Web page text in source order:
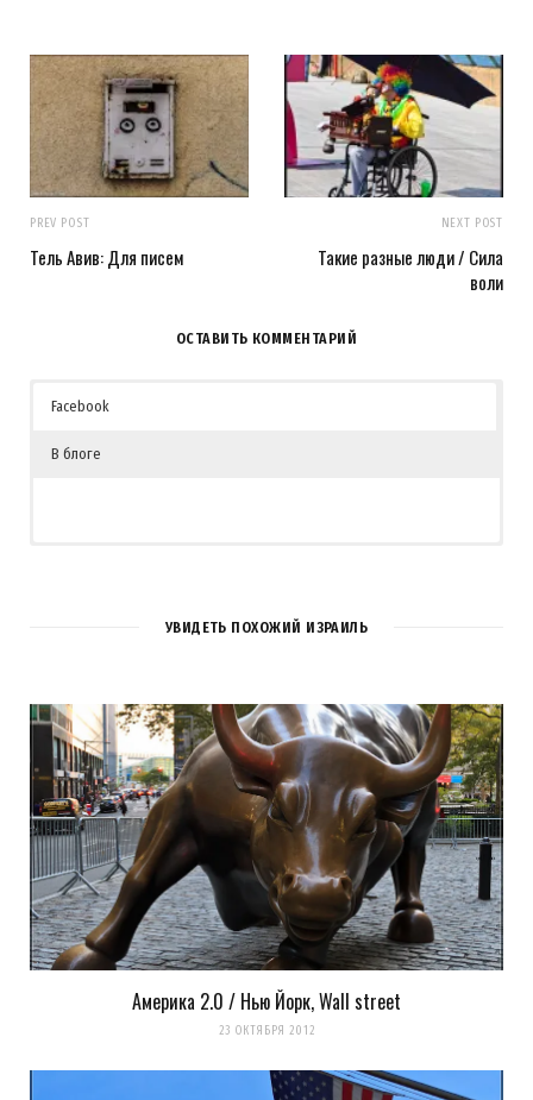
PREV POST
Тель Авив: Для писем
NEXT POST
Такие разные люди / Сила
воли
ОСТАВИТЬ КОММЕНТАРИЙ
Facebook
В блоге
10КОММЕНТАРИЕВ
Serg Max
14 ЛЕТ AGO
REPLY
Ужос! Скопище монстров! Автору повезло — он спасся на
крыше одного из них 8-)
Загрузка...
14 ЛЕТ AGO
УВИДЕТЬ ПОХОЖИЙ ИЗРАИЛЬ
Америка 2.0 / Нью Йорк, Wall street
23 ОКТЯБРЯ 2012